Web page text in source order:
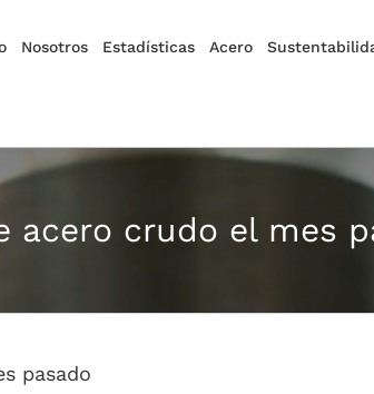
Nosotros Estadísticas Acero
acero crudo el mes
pasado